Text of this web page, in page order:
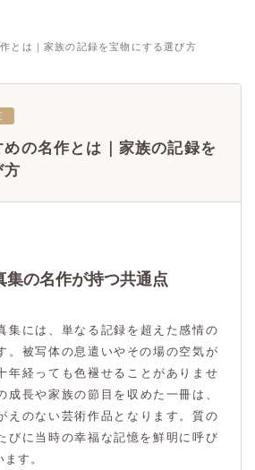
とは｜家族の記録を宝物にする選び方
の名作とは｜家族の記録を
方
集の名作が持つ共通点
集には、単なる記録を超えた感情の
。被写体の息遣いやその場の空気が
年経っても色褪せることがありませ
成長や家族の節目を収めた一冊は、
えのない芸術作品となります。質の
びに当時の幸福な記憶を鮮明に呼び
す。